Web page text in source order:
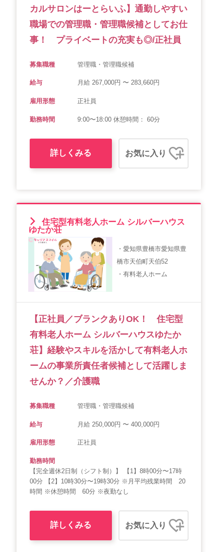
カルサロンはーとらいふ】通勤しやすい
職場での管理職・管理職候補としてお仕
事！ プライベートの充実も◎/正社員
募集職種 管理職・管理職候補
給与 月給 267,000円 〜 283,660円
雇用形態 正社員
勤務時間 9:00〜18:00 休憩時間： 60分
詳しくみる お気に入り
住宅型有料老人ホーム シルバーハウス
ゆたか荘
・愛知県豊橋市愛知県豊
橋市天伯町天伯52
・有料老人ホーム
【正社員／ブランクありOK！ 住宅型
有料老人ホーム シルバーハウスゆたか
荘】経験やスキルを活かして有料老人ホ
ームの事業所責任者候補として活躍しま
せんか？／介護職
募集職種 管理職・管理職候補
給与 月給 250,000円 〜 400,000円
雇用形態 正社員
勤務時間
【完全週休2日制（シフト制）】 【1】8時00分〜17時
00分 【2】10時30分〜19時30分 ※月平均残業時間 20
時間 ※休憩時間 60分 ※夜勤なし
詳しくみる お気に入り